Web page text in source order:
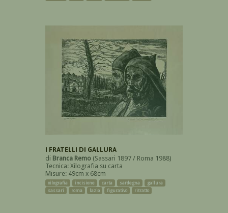
I FRATELLI DI GALLURA
di Branca Remo (Sassari 1897 / Roma 1988)
Tecnica: Xilografia su carta
Misure: 49cm x 68cm
xilografia incisione carta sardegna
gallura
sassari
roma lazio figurativo ritratto